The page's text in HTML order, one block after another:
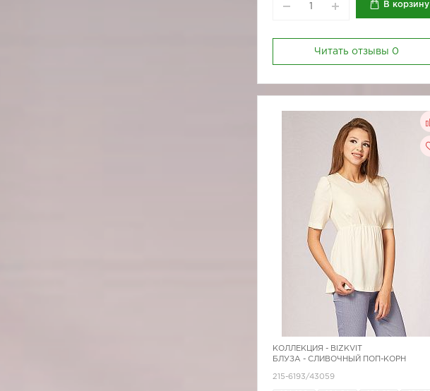
В корзину
Читать отзывы 0
КОЛЛЕКЦИЯ - BIZKVIT
БЛУЗА - СЛИВОЧНЫЙ ПОП-КОРН
215-6193/43059